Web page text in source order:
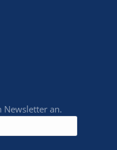
Newsletter an.